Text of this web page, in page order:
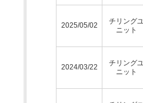
2025/05/02
チリングユ
ニット
2024/03/22
チリングユ
ニット